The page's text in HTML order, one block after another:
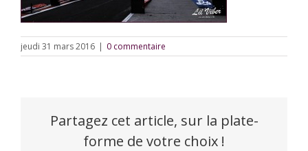
jeudi 31 mars 2016 | 0 commentaire
Partagez cet article, sur la plate-
forme de votre choix !